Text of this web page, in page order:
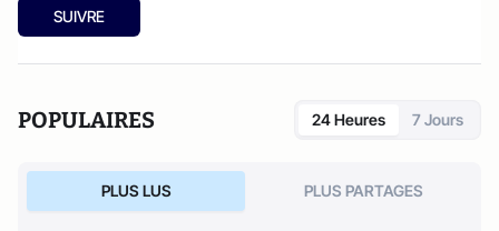
SUIVRE
POPULAIRES 24 Heures 7 Jours
PLUS LUS PLUS PARTAGES